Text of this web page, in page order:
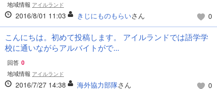
地域情報 アイルランド
2016/8/01 11:03 きじにものもらいさん 0
こんにちは。初めて投稿します。 アイルランドでは語学学
校に通いながらアルバイトがで...
回答 0
地域情報 アイルランド
2016/7/27 14:38 海外協力部隊さん 0